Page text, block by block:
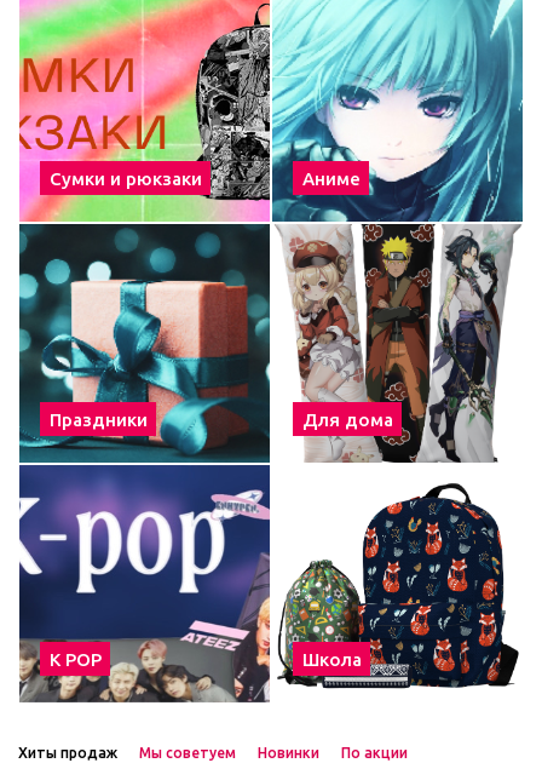
Сумки и рюкзаки Аниме
Праздники Для дома
К POP Школа
Хиты продаж Мы советуем Новинки По акции